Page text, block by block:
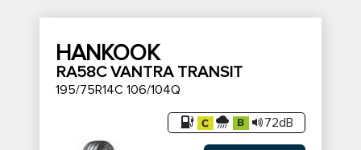
HANKOOK
RA58C VANTRA TRANSIT
195/75R14C 106/104Q
72dB